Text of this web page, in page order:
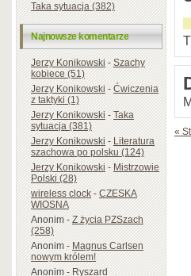
Taka sytuacja (382)
Najnowsze komentarze
Jerzy Konikowski-Szachy
kobiece (51)
Jerzy Konikowski-Ćwiczenia
z taktyki (1)
Jerzy Konikowski-Taka
sytuacja (381)
Jerzy Konikowski-Literatura
szachowa po polsku (124)
Jerzy Konikowski-Mistrzowie
Polski (28)
wireless clock-CZESKA
WIOSNA
Anonim-Z życia PZSzach
(258)
Anonim-Magnus Carlsen
nowym królem!
Anonim-Ryszard
«